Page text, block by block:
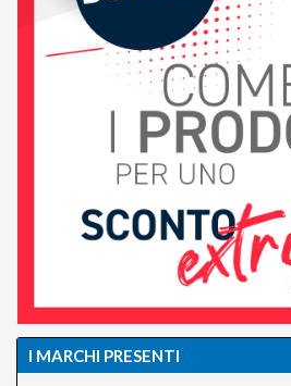
I MARCHI PRESENTI